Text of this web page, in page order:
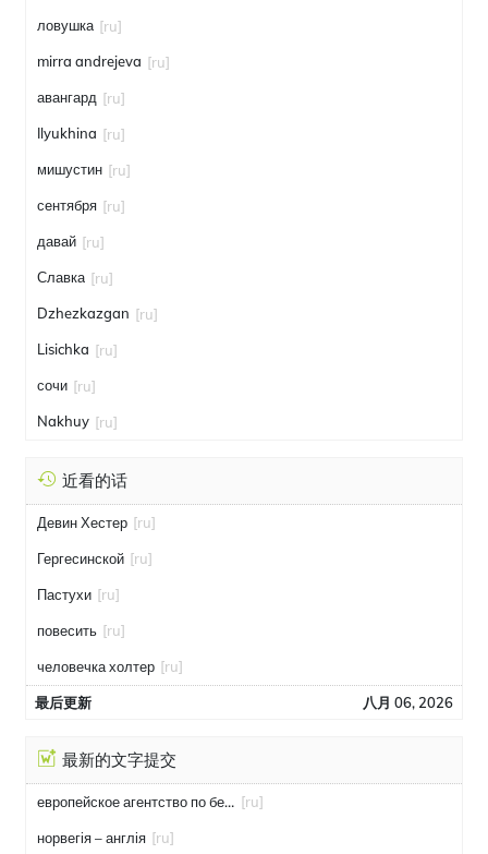
ловушка [ru]
mirra andrejeva [ru]
авангард [ru]
Ilyukhina [ru]
мишустин [ru]
сентября [ru]
давай [ru]
Славка [ru]
Dzhezkazgan [ru]
Lisichka [ru]
сочи [ru]
Nakhuy [ru]
近看的话
Девин Хестер [ru]
Гергесинской [ru]
Пастухи [ru]
повесить [ru]
человечка холтер [ru]
最后更新 八月 06, 2026
最新的文字提交
европейское агентство по безопасности полётов [ru]
норвегія – англія [ru]